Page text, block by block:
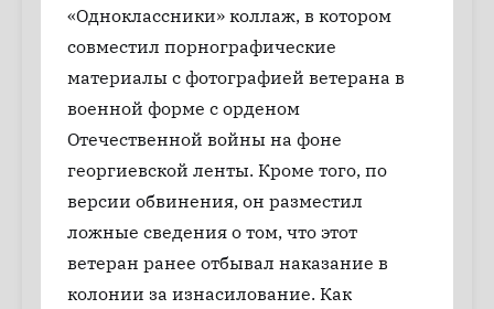
«Одноклассники» коллаж, в котором
совместил порнографические
материалы с фотографией ветерана в
военной форме с орденом
Отечественной войны на фоне
георгиевской ленты. Кроме того, по
версии обвинения, он разместил
ложные сведения о том, что этот
ветеран ранее отбывал наказание в
колонии за изнасилование. Как